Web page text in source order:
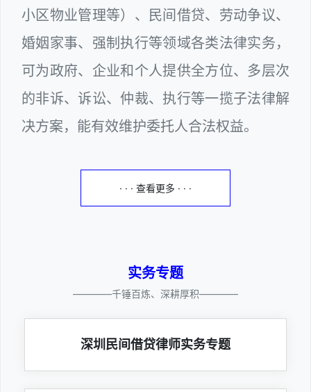
小区物业管理等）、民间借贷、劳动争议、
婚姻家事、强制执行等领域各类法律实务，
可为政府、企业和个人提供全方位、多层次
的非诉、诉讼、仲裁、执行等一揽子法律解
决方案，能有效维护委托人合法权益。
· · · 查看更多 · · ·
实务专题
————千锤百炼、深耕厚积————
深圳民间借贷律师实务专题